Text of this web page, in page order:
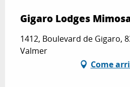
Gigaro Lodges
1412, Boulevard de Gigaro,
Valmer
Come